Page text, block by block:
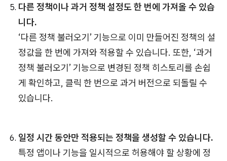
다른 정책이나 과거 정책 설정도 한 번에 가져올 수 있습
니다.
‘다른 정책 불러오기’ 기능으로 이미 만들어진 정책의 설
정값을 한 번에 가져와 적용할 수 있습니다. 또한, ‘과거
정책 불러오기’ 기능으로 변경된 정책 히스토리를 손쉽
게 확인하고, 클릭 한 번으로 과거 버전으로 되돌릴 수
있습니다.
일정 시간 동안만 적용되는 정책을 생성할 수 있습니다.
특정 앱이나 기능을 일시적으로 허용해야 할 상황에 정